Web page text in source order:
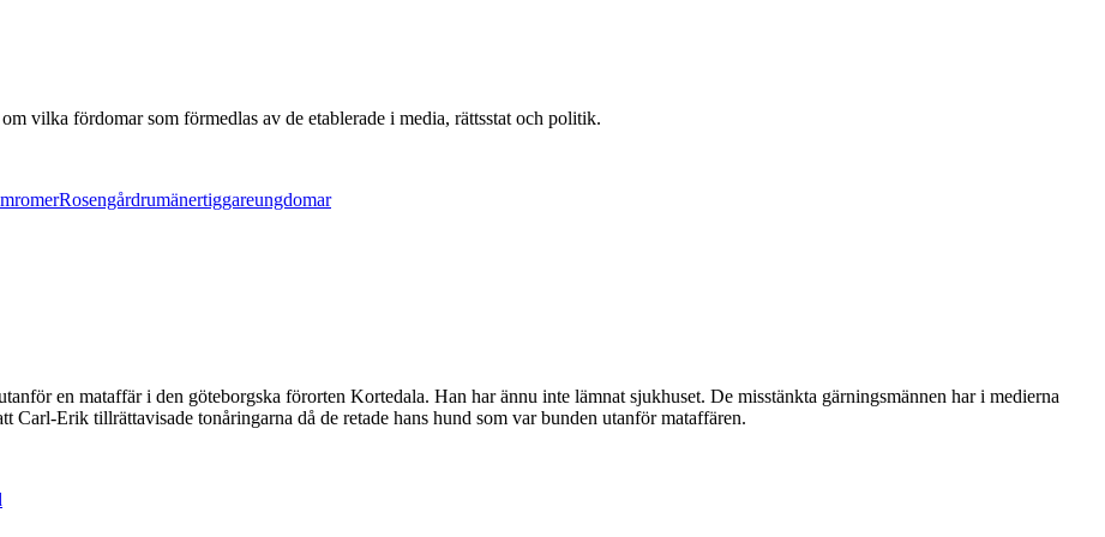
vilka fördomar som förmedlas av de etablerade i media, rättsstat och politik.
romerRosengårdrumänertiggareungdomar
en mataffär i den göteborgska förorten Kortedala. Han har ännu inte lämnat sjukhuset. De misstänkta gärningsmännen har i medierna
Erik tillrättavisade tonåringarna då de retade hans hund som var bunden utanför mataffären.